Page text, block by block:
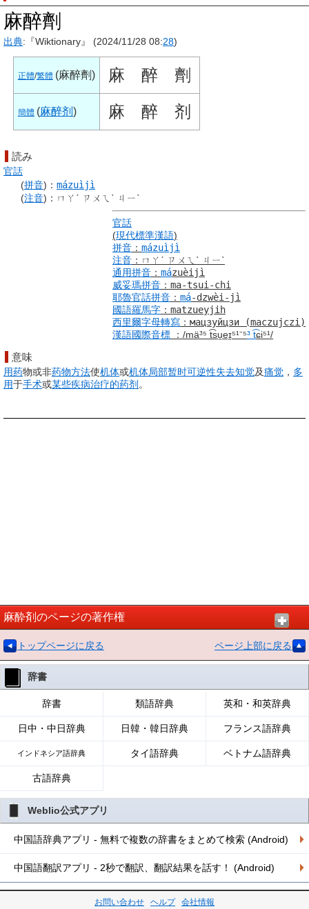
麻醉劑
出典:『Wiktionary』 (2024/11/28 08:28)
正體/繁體 (麻醉劑) 麻 醉 劑
簡體 (麻醉剂) 麻 醉 剂
読み
官話
(拼音) ： mázuìjì
(注音) ： ㄇㄚˊ ㄗㄨㄟˋ ㄐㄧˋ
官話
(現代標準漢語)
拼音 ： mázuìjì
注音 ： ㄇㄚˊ ㄗㄨㄟˋ ㄐㄧˋ
通用拼音 ： mázuèijì
威妥瑪拼音 ： ma-tsui-chi
耶魯官話拼音 ： má-dzwèi-jì
國語羅馬字 ： matzueyjih
西里爾字母轉寫 ： мацзуйцзи
(maczujczi)
漢語國際音標 ： /mä³⁵ t͡su̯eɪ̯⁵¹⁻⁵³ t͡ɕi⁵¹/
意味
用药物或非药物方法使机体或机体局部暂时可逆性失去知觉及痛觉 ， 多
用于手术或某些疾病治疗的药剂 。
麻酔剤のページの著作権
トップページに戻る ページ上部に戻る
辞書
辞書 類語辞典 英和・和英辞典
日中・中日辞典 日韓・韓日辞典 フランス語辞典
インドネシア語辞典 タイ語辞典 ベトナム語辞典
古語辞典
Weblio公式アプリ
中国語辞典アプリ - 無料で複数の辞書をまとめて検索 (Android)
中国語翻訳アプリ - 2秒で翻訳、翻訳結果を話す！ (Android)
お問い合わせ ヘルプ 会社情報